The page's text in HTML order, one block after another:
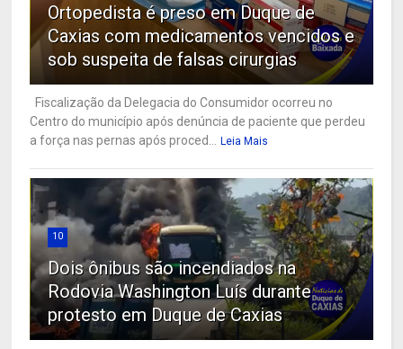
Ortopedista é preso em Duque de
Caxias com medicamentos vencidos e
sob suspeita de falsas cirurgias
Fiscalização da Delegacia do Consumidor ocorreu no
Centro do município após denúncia de paciente que perdeu
a força nas pernas após proced...
Leia Mais
10
Dois ônibus são incendiados na
Rodovia Washington Luís durante
protesto em Duque de Caxias